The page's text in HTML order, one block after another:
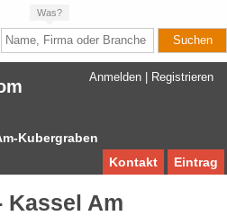
Was?
Anmelden Registrieren
Kubergraben
Eintrag
Kontakt
Kassel Am